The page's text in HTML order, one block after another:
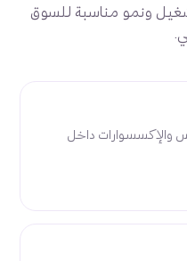
ونمو مناسبة للسوق
والإكسسوارات داخل